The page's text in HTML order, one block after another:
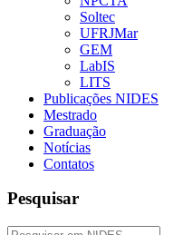
Soltec
UFRJMar
GEM
LabIS
LITS
Publicações NIDES
Mestrado
Graduação
Notícias
Contatos
Pesquisar